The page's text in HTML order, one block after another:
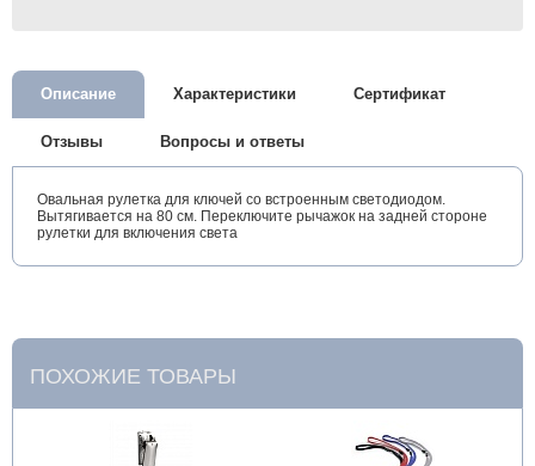
Описание Характеристики Сертификат
Отзывы Вопросы и ответы
Овальная рулетка для ключей со встроенным светодиодом.
Вытягивается на 80 см. Переключите рычажок на задней стороне
рулетки для включения света
ПОХОЖИЕ ТОВАРЫ